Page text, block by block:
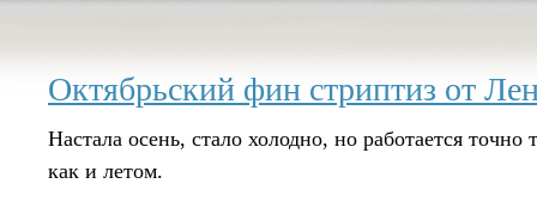
Октябрьский фин стриптиз от
Настала осень, стало холодно, но работается точно
как и летом.